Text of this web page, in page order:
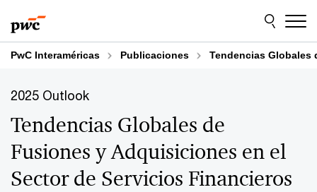
to
content
to
footer
PwC Interaméricas Publicaciones Tendencias Globales
2025 Outlook
Tendencias Globales de
Fusiones y Adquisiciones en el
Sector de Servicios Financieros